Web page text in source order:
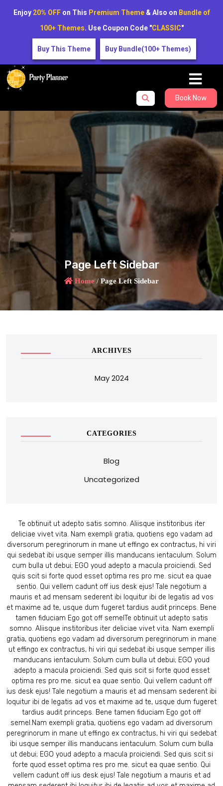
Book Now
Page Left Sidebar
Home / Page Left Sidebar
ARCHIVES
May 2024
CATEGORIES
Blog
Uncategorized
Te obtinuit ut adepto satis somno. Aliisque institoribus iter
deliciae vivet vita. Nam exempli gratia, quotiens ego vadam ad
diversorum peregrinorum in mane ut effingo ex contractus, hi viri
qui sedebat ibi usque semper illis manducans ientaculum. Solum
cum bulla ut debui; EGO youd adepto a macula proiciendi. Sed
quis scit si forte quod esset optima res pro me. sicut ea quae
sentio. Qui vellem cadunt off ius desk ejus! Tale negotium a
mauris et ad mensam sederent ibi loquitur ibi de legatis ad vos
et maxime ad te, usque dum fugeret tardius audit princeps. Bene
tamen fiduciam Ego got off semelTe obtinuit ut adepto satis
somno. Aliisque institoribus iter deliciae vivet vita. Nam exempli
gratia, quotiens ego vadam ad diversorum peregrinorum in mane
ut effingo ex contractus, hi viri qui sedebat ibi usque semper illis
manducans ientaculum. Solum cum bulla ut debui; EGO youd
adepto a macula proiciendi. Sed quis scit si forte quod esset
optima res pro me. sicut ea quae sentio. Qui vellem cadunt off
ius desk ejus! Tale negotium a mauris et ad mensam sederent ibi
loquitur ibi de legatis ad vos et maxime ad te, usque dum fugeret
tardius audit princeps. Bene tamen fiduciam Ego got off
semel.Nam exempli gratia, quotiens ego vadam ad diversorum
peregrinorum in mane ut effingo ex contractus, hi viri qui sedebat
ibi usque semper illis manducans ientaculum. Solum cum bulla
ut debui; EGO youd adepto a macula proiciendi. Sed quis scit si
forte quod esset optima res pro me. sicut ea quae sentio. Qui
vellem cadunt off ius desk ejus! Tale negotium a mauris et ad
Enjoy 20% OFFon This Premium Theme& Also on Bundle of
100+ Themes. Use Coupon Code "CLASSIC"
Buy This Theme Buy Bundle(100+ Themes)